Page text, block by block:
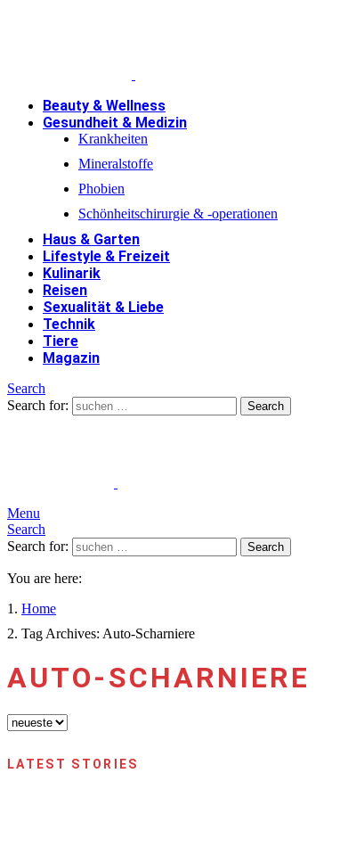
Beauty & Wellness
Gesundheit & Medizin
Krankheiten
Mineralstoffe
Phobien
Schönheitschirurgie & -operationen
Haus & Garten
Lifestyle & Freizeit
Kulinarik
Reisen
Sexualität & Liebe
Technik
Tiere
Magazin
Search
Search for:
Search
Menu
Search
Search for:
Search
You are here:
Home
Tag Archives: Auto-Scharniere
AUTO-SCHARNIERE
LATEST STORIES